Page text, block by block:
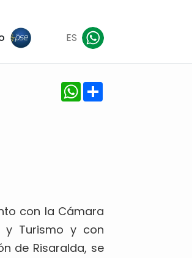
ES
WhatsApp
con la Cámara
y Turismo y con
de Risaralda, se